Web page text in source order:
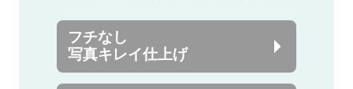
フチなし
写真キレイ仕上げ